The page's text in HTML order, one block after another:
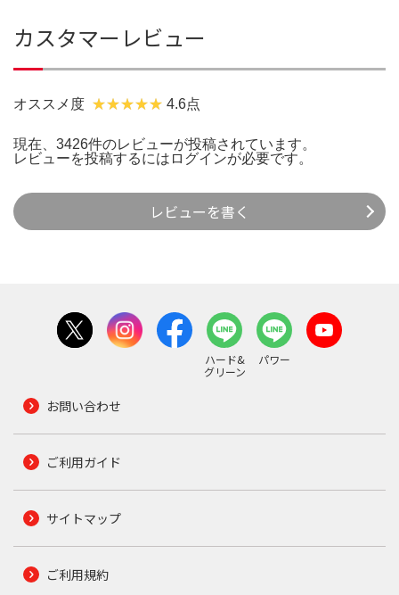
カスタマーレビュー
オススメ度 4.6点
現在、3426件のレビューが投稿されています。
レビューを投稿するには ログインが必要です。
レビューを書く
ハード&
グリーン
パワー
お問い合わせ
ご利用ガイド
サイトマップ
ご利用規約